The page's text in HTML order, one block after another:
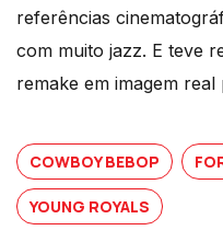
referências
com muito jazz. E teve
remake em imagem real
COWBOY BEBOP
YOUNG ROYALS